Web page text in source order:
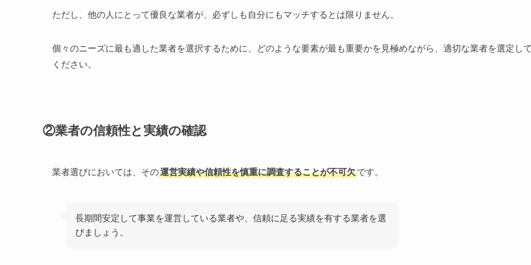
ただし、他の人にとって優良な業者が、必ずしも自分にもマッチするとは限りません。
個々のニーズに最も適した業者を選択するために、どのような要素が最も重要かを見極めながら、適切な業者を選定し
ください。
②業者の信頼性と実績の確認
業者選びにおいては、その運営実績や信頼性を慎重に調査することが不可欠です。
長期間安定して事業を運営している業者や、信頼に足る実績を有する業者を選
びましょう。